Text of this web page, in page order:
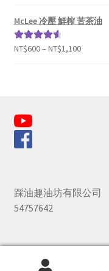
McLee 冷壓 鮮榨 苦茶油
評分4.69
NT$600– NT$1,100
踩油趣油坊有限公司
54757642